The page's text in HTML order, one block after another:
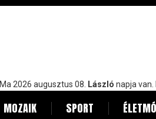
Ma 2026 augusztus 08. László napja van.
MOZAIK SPORT